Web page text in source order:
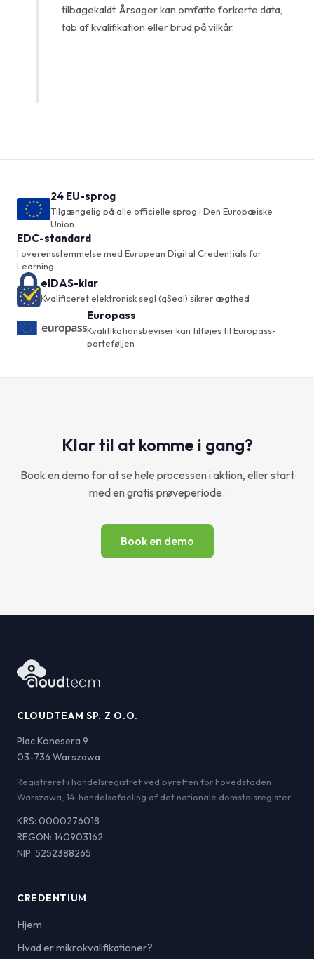
tilbagekaldt. Årsager kan omfatte forkerte data,
tab af kvalifikation eller brud på vilkår.
24 EU-sprog
Tilgængelig på alle officielle sprog i Den Europæiske
Union
EDC-standard
I overensstemmelse med European Digital Credentials for
Learning
eIDAS-klar
Kvalificeret elektronisk segl (qSeal) sikrer ægthed
Europass
Kvalifikationsbeviser kan tilføjes til Europass-
porteføljen
Klar til at komme i gang?
Book en demo for at se hele processen i aktion, eller start
med en gratis prøveperiode.
Book en demo
CLOUDTEAM SP. Z O.O.
Plac Konesera 9
03-736 Warszawa
Registreret i handelsregistret ved byretten for hovedstaden
Warszawa, 14. handelsafdeling af det nationale domstolsregister
KRS: 0000276018
REGON: 140903162
NIP: 5252388265
CREDENTIUM
Hjem
Hvad er mikrokvalifikationer?